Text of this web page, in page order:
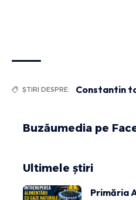
ȘTIRI DESPRE: Constantin
Buzăumedia pe
Ultimele știri
Primăria